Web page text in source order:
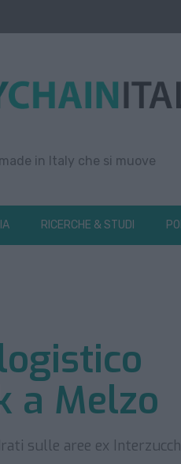
in Italy che si muove
RICERCHE & STUDI
a Melzo
sulle aree ex